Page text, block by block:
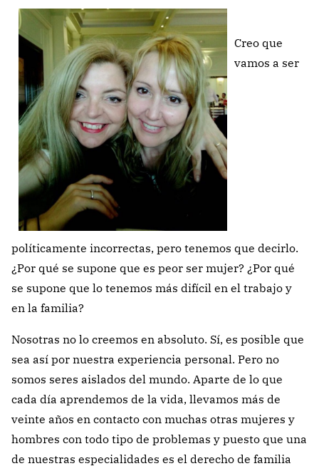
Creo que
vamos a ser
políticamente incorrectas, pero tenemos que decirlo.
¿Por qué se supone que es peor ser mujer? ¿Por qué
se supone que lo tenemos más difícil en el trabajo y
en la familia?
Nosotras no lo creemos en absoluto. Sí, es posible que
sea así por nuestra experiencia personal. Pero no
somos seres aislados del mundo. Aparte de lo que
cada día aprendemos de la vida, llevamos más de
veinte años en contacto con muchas otras mujeres y
hombres con todo tipo de problemas y puesto que una
de nuestras especialidades es el derecho de familia